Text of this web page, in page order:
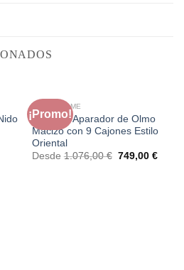
¡Promo!
FAURA HOME
Cómoda Aparador de Olmo
Macizo con 9 Cajones Estilo
Oriental
Desde 1.076,00€ El
749,00 €El